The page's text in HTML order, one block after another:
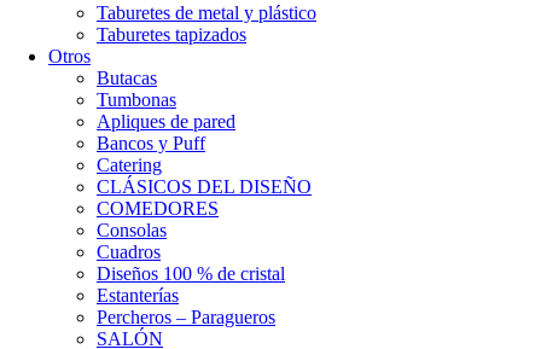
Taburetes de metal y plástico
Taburetes tapizados
Otros
Butacas
Tumbonas
Apliques de pared
Bancos y Puff
Catering
CLÁSICOS DEL DISEÑO
COMEDORES
Consolas
Cuadros
Diseños 100 % de cristal
Estanterías
Percheros – Paragueros
SALÓN